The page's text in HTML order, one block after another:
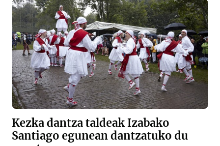
Kezka dantza taldeak Izabako
Santiago egunean dantzatuko du